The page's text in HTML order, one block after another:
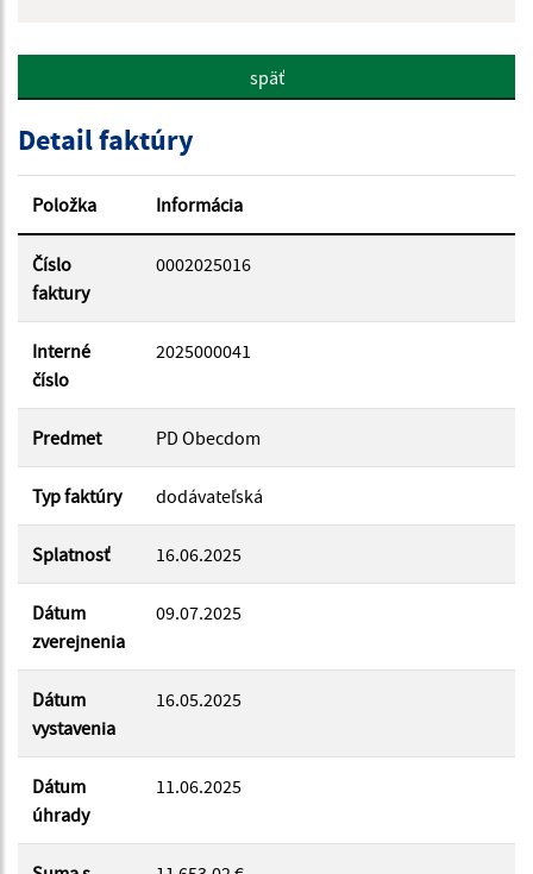
Hľadať v:
Typ dátumu:
Dátum od:
Dátum do:
Suma od:
Suma do:
Filtrovať
späť
Detail faktúry
Položka Informácia
Číslo
faktury
0002025016
Interné
číslo
2025000041
Predmet PD Obecdom
Typ faktúry dodávateľská
Splatnosť 16.06.2025
Dátum
zverejnenia
09.07.2025
Dátum
vystavenia
16.05.2025
Dátum
úhrady
11.06.2025